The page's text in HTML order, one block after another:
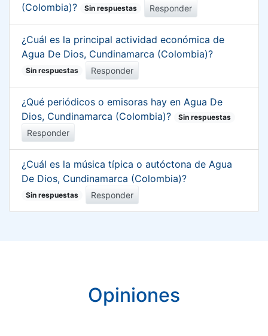
(Colombia)?
Sin respuestas Responder
¿Cuál es la principal actividad económica de
Agua De Dios, Cundinamarca (Colombia)?
Sin respuestas Responder
¿Qué periódicos o emisoras hay en Agua De
Dios, Cundinamarca (Colombia)?
Sin respuestas
Responder
¿Cuál es la música típica o autóctona de Agua
De Dios, Cundinamarca (Colombia)?
Sin respuestas Responder
Opiniones